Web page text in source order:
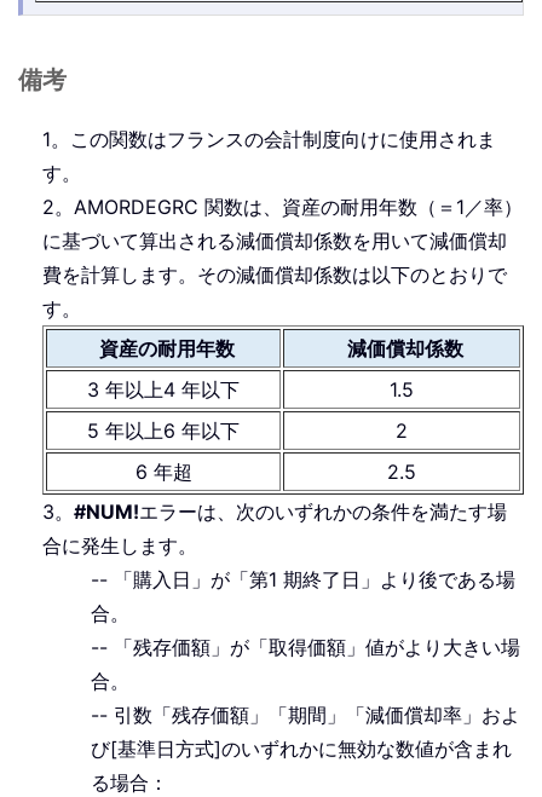
備考
1。この関数はフランスの会計制度向けに使用されま
す。
2。AMORDEGRC 関数は、資産の耐用年数（＝1／率）
に基づいて算出される減価償却係数を用いて減価償却
費を計算します。その減価償却係数は以下のとおりで
す。
資産の耐用年数
減価償却係数
3 年以上4 年以下
1.5
5 年以上6 年以下
2
6 年超
2.5
3。 #NUM!エラーは、次のいずれかの条件を満たす場
合に発生します。
-- 「購入日」が「第1 期終了日」より後である場
合。
-- 「残存価額」が「取得価額」値がより大きい場
合。
-- 引数「残存価額」「期間」「減価償却率」およ
び[基準日方式]のいずれかに無効な数値が含まれ
る場合：